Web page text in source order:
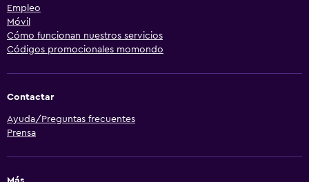
Empleo
Móvil
Cómo funcionan nuestros servicios
Códigos promocionales momondo
Contactar
Ayuda/Preguntas frecuentes
Prensa